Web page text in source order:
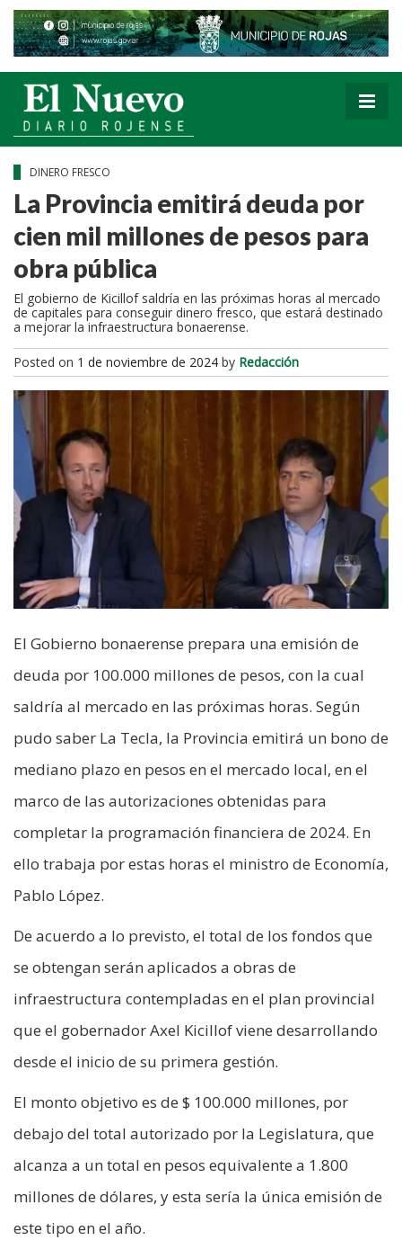
DINERO FRESCO
La Provincia emitirá deuda por
cien mil millones de pesos para
obra pública
El gobierno de Kicillof saldría en las próximas horas al mercado
de capitales para conseguir dinero fresco, que estará destinado
a mejorar la infraestructura bonaerense.
Posted on 1 de noviembre de 2024 by Redacción
El Gobierno bonaerense prepara una emisión de
deuda por 100.000 millones de pesos, con la cual
saldría al mercado en las próximas horas. Según
pudo saber La Tecla, la Provincia emitirá un bono de
mediano plazo en pesos en el mercado local, en el
marco de las autorizaciones obtenidas para
completar la programación financiera de 2024. En
ello trabaja por estas horas el ministro de Economía,
Pablo López.
De acuerdo a lo previsto, el total de los fondos que
se obtengan serán aplicados a obras de
infraestructura contempladas en el plan provincial
que el gobernador Axel Kicillof viene desarrollando
desde el inicio de su primera gestión.
El monto objetivo es de $ 100.000 millones, por
debajo del total autorizado por la Legislatura, que
alcanza a un total en pesos equivalente a 1.800
millones de dólares, y esta sería la única emisión de
este tipo en el año.